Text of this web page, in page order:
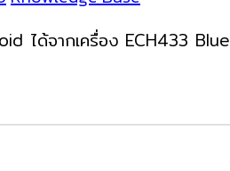
ได้จากเครื่อง ECH433